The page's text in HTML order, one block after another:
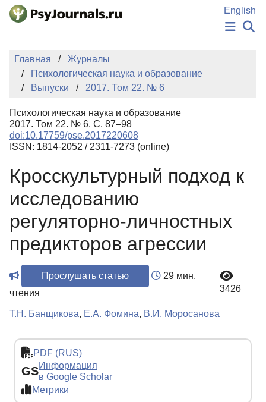
Перейти к основному содержанию
English
НОВОСТИ
ИЗДАНИЯ
АВТОРЫ
БАЗА ЗНАНИЙ
КЛЮЧЕВЫЕ СЛОВА
Регистрация
Главная
Журналы
Психологическая наука и образование
Выпуски
2017. Том 22. № 6
Психологическая наука и образование
2017. Том 22. № 6. С. 87–98
doi:10.17759/pse.2017220608
ISSN: 1814-2052 / 2311-7273 (online)
Кросскультурный подход к
исследованию
регуляторно-личностных
предикторов агрессии
Прослушать статью
29 мин.
чтения
3426
Т.Н. Банщикова, Е.А. Фомина, В.И. Моросанова
PDF (RUS)
GSИнформация
в Google Scholar
Метрики